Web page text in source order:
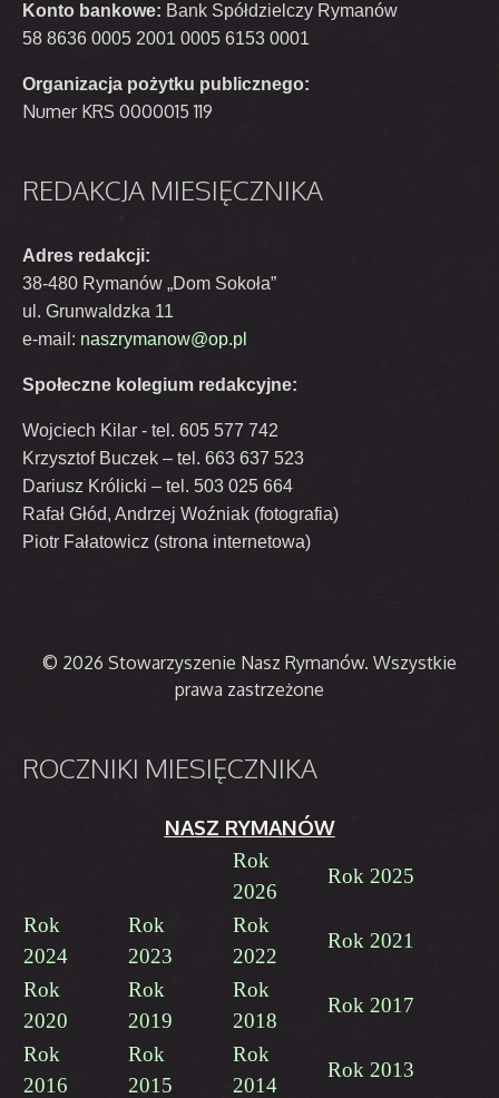
Konto bankowe: Bank Spółdzielczy Rymanów
58 8636 0005 2001 0005 6153 0001
Organizacja pożytku publicznego:
Numer KRS 0000015 119
REDAKCJA MIESIĘCZNIKA
Adres redakcji:
38-480 Rymanów „Dom Sokoła”
ul. Grunwaldzka 11
e-mail: naszrymanow@op.pl
Społeczne kolegium redakcyjne:
Wojciech Kilar - tel. 605 577 742
Krzysztof Buczek – tel. 663 637 523
Dariusz Królicki – tel. 503 025 664
Rafał Głód, Andrzej Woźniak (fotografia)
Piotr Fałatowicz (strona internetowa)
© 2026 Stowarzyszenie Nasz Rymanów. Wszystkie
prawa zastrzeżone
ROCZNIKI MIESIĘCZNIKA
NASZ RYMANÓW
Rok
2026
Rok 2025
Rok
2024
Rok
2023
Rok
2022
Rok 2021
Rok
2020
Rok
2019
Rok
2018
Rok 2017
Rok
2016
Rok
2015
Rok
2014
Rok 2013